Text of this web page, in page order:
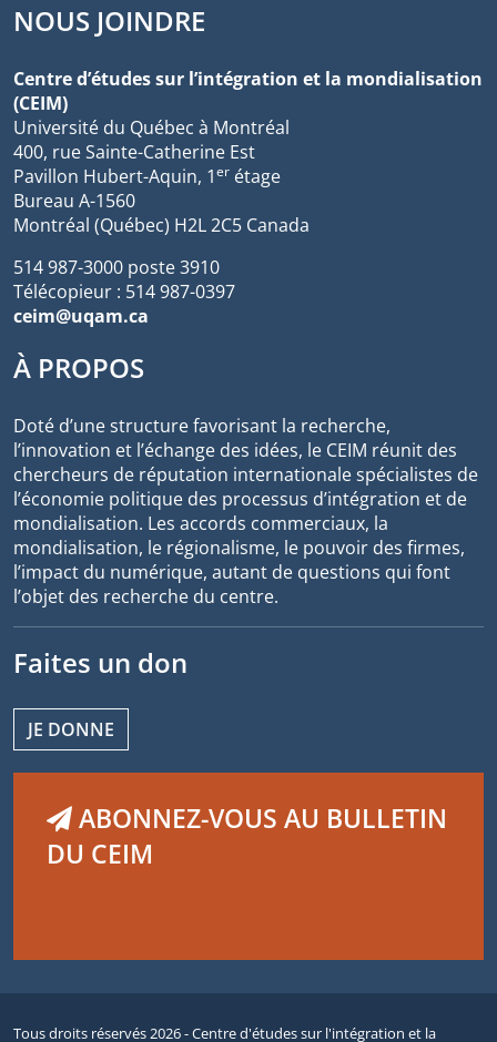
NOUS JOINDRE
Centre d’études sur l’intégration et la mondialisation
(CEIM)
Université du Québec à Montréal
400, rue Sainte-Catherine Est
Pavillon Hubert-Aquin, 1er étage
Bureau A-1560
Montréal (Québec) H2L 2C5 Canada
514 987-3000 poste 3910
Télécopieur : 514 987-0397
ceim@uqam.ca
À PROPOS
Doté d’une structure favorisant la recherche,
l’innovation et l’échange des idées, le CEIM réunit des
chercheurs de réputation internationale spécialistes de
l’économie politique des processus d’intégration et de
mondialisation. Les accords commerciaux, la
mondialisation, le régionalisme, le pouvoir des firmes,
l’impact du numérique, autant de questions qui font
l’objet des recherche du centre.
Faites un don
JE DONNE
ABONNEZ-VOUS AU BULLETIN
DU CEIM
Tous droits réservés 2026 - Centre d'études sur l'intégration et la